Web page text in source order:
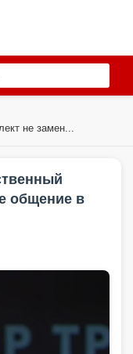
не замен...
общение в